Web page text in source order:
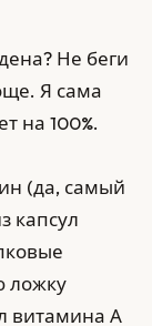
Не беги
Я сама
на 100%.
(да, самый
капсул
ложку
витамина А